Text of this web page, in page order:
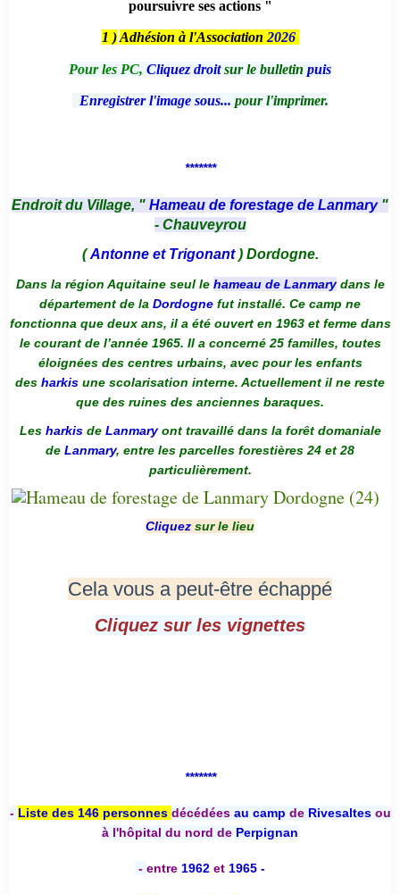
poursuivre ses actions "
1 )Adhésion à l'Association 2026
Pour les PC, Cliquez droitsur le bulletin puis
Enregistrer l'image sous... pour l'imprimer.
*******
Endroit du Village, " Hameau de forestage de Lanmary "
- Chauveyrou
(Antonne et Trigonant) Dordogne.
Dans la région Aquitaine seul le hameau de Lanmarydans le
département de la Dordogne fut installé. Ce camp ne
fonctionna que deux ans, il a été ouvert en 1963 et ferme dans
le courant de l’année 1965. Il a concerné 25 familles, toutes
éloignées des centres urbains, avec pour les enfants
des harkis une scolarisation interne. Actuellement il ne reste
que des ruines des anciennes baraques.
Les harkis de Lanmaryont travaillé dans la forêt domaniale
de Lanmary, entre les parcelles forestières 24 et 28
particulièrement.
Cliquez sur le lieu
Cela vous a peut-être échappé
Cliquez sur les vignettes
*******
- Liste des 146 personnes décédées au camp deRivesaltesou
à l'hôpital du nord de Perpignan
- entre 1962 et 1965 -